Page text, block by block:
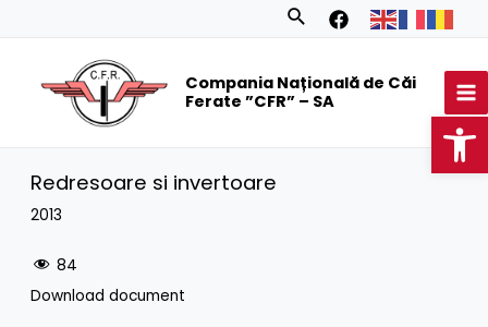
Search
Compania Națională de Căi
Ferate ”CFR” – SA
Redresoare si invertoare
2013
84
Download document